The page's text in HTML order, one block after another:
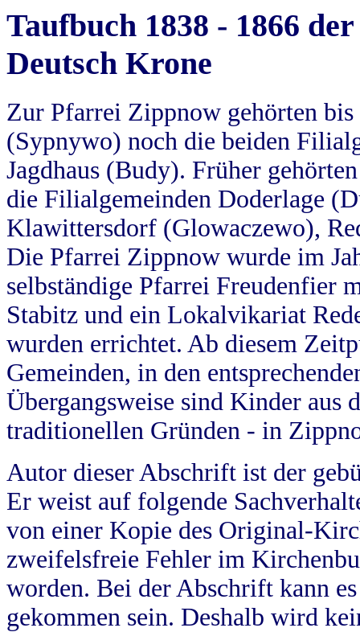
Taufbuch 1838 - 1866
Deutsch Krone
Zur Pfarrei Zippnow gehörten
(Sypnywo) noch die beiden
Jagdhaus (Budy). Früher
die Filialgemeinden Doderlage
Klawittersdorf (Glowaczewo),
Die Pfarrei Zippnow wurde im
selbständige Pfarrei Freudenfier
Stabitz und ein Lokalvikariat
wurden errichtet. Ab diesem
Gemeinden, in den
Übergangsweise sind Kinder aus
traditionellen Gründen - in
Autor dieser Abschrift ist der
Er weist auf folgende
von einer Kopie des Original-
zweifelsfreie Fehler im
worden. Bei der Abschrift kann
gekommen sein. Deshalb wird